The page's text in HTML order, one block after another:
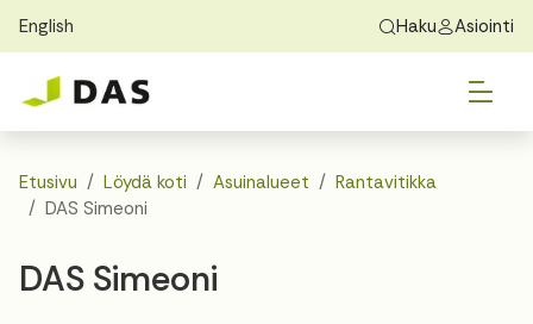
Skip to main content Skip to main navigation
English
Exchange Students
Tietoa DASista
Haku Asiointi
Löydä koti
Etusivu Löydä koti Asuinalueet
Rantavitikka
DAS Simeoni
DAS Simeoni